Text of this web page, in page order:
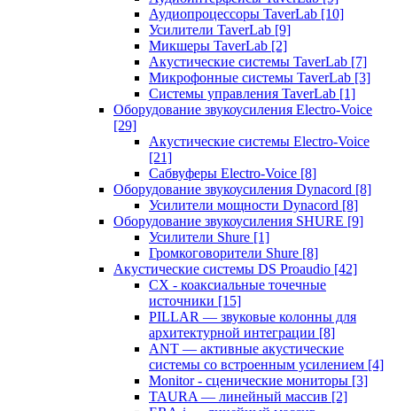
Аудиопроцессоры TaverLab [10]
Усилители TaverLab [9]
Микшеры TaverLab [2]
Акустические системы TaverLab [7]
Микрофонные системы TaverLab [3]
Системы управления TaverLab [1]
Оборудование звукоусиления Electro-Voice
[29]
Акустические системы Electro-Voice
[21]
Сабвуферы Electro-Voice [8]
Оборудование звукоусиления Dynacord [8]
Усилители мощности Dynacord [8]
Оборудование звукоусиления SHURE [9]
Усилители Shure [1]
Громкоговорители Shure [8]
Акустические системы DS Proaudio [42]
CX - коаксиальные точечные
источники [15]
PILLAR — звуковые колонны для
архитектурной интеграции [8]
ANT — активные акустические
системы со встроенным усилением [4]
Monitor - сценические мониторы [3]
TAURA — линейный массив [2]